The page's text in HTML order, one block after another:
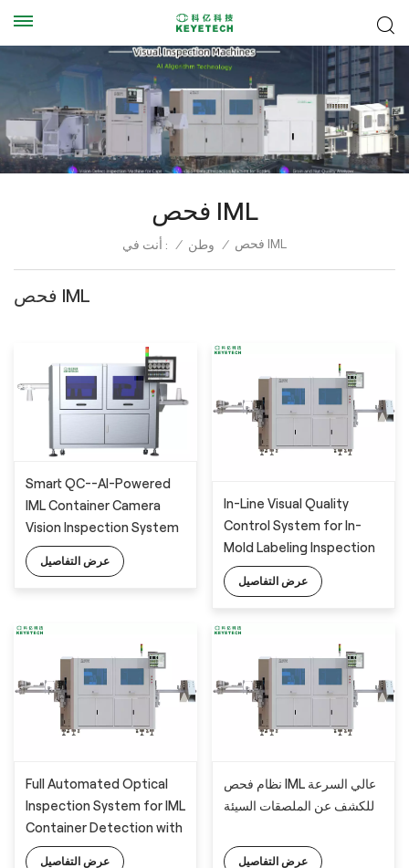
فحص IML
أنت في : / وطن / فحص IML
فحص IML
Smart QC--AI-Powered
IML Container Camera
Vision Inspection System
with Deep Learning
Algorithm
عرض التفاصيل
In-Line Visual Quality
Control System for In-
Mold Labeling Inspection
with 6 industrial cameras
عرض التفاصيل
Full Automated Optical
Inspection System for IML
Container Detection with
The Latesd AI Technology
عرض التفاصيل
نظام فحص IML عالي السرعة
للكشف عن الملصقات السيئة
عرض التفاصيل